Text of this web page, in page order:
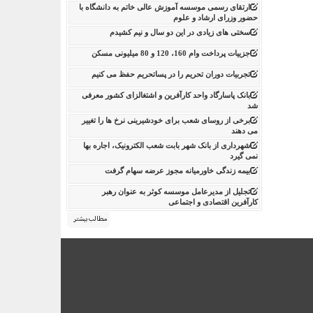
ارتقای رسمی موسسه آموزش عالی خاتم به دانشگاه با
حضور وزرای ارشاد و علوم
سختی های زیادی در این دو سال و نیم کشیدم
جزییات پرداخت وام 160، 120 و 80 میلیونی مسکن
تجربیات دوران تحریم را در پساتحریم حفظ می کنیم
بانک پاسارگاد واحد کارآفرین و اشتغالزای کشور معرفی
شد
برخی از روسای شعب برای خودشیرینی نرخ ها را تغییر
می دهند
شهرداری از بانک شهر بابت شعب الکترونیک، اجاره بها
نمی گیرد
بیمه زندگی خاورمیانه مجوز عرضه سهام گرفت
تجلیل از مدیرعامل موسسه کوثر به عنوان رهبر
کارآفرین اقتصادی و اجتماعی
مطالب بیشتر